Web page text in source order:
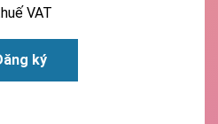
VAT
ký